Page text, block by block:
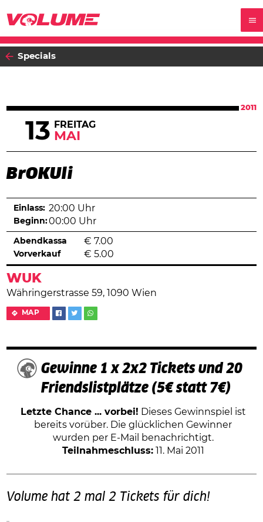
Specials
2011
13 FREITAG
MAI
BrOKUli
WUK
Währingerstrasse 59, 1090 Wien
MAP
Einlass: 20:00 Uhr
Beginn:00:00 Uhr
Abendkassa € 7.00
Vorverkauf € 5.00
Gewinne 1 x 2x2 Tickets und 20
Friendslistplätze (5€ statt 7€)
Letzte Chance ... vorbei! Dieses Gewinnspiel ist
bereits vorüber. Die glücklichen Gewinner
wurden per E-Mail benachrichtigt.
Teilnahmeschluss:11. Mai 2011
Volume hat 2 mal 2 Tickets für dich!